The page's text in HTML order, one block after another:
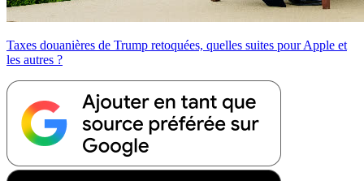
Taxes douanières de Trump retoquées, quelles suites pour Apple et
les autres ?